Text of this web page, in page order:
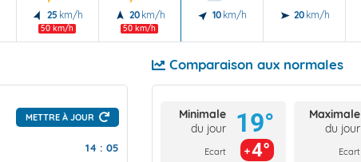
25 km/h
50 km/h
20 km/h
50 km/h
10 km/h 20 km/h
METTRE À JOUR
14 : 05
Comparaison aux normales
Minimale
du jour
Ecart
19°
4°
Maximale
du jour
Ecart